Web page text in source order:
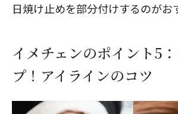
日焼け止めを部分付けするのがお
イメチェンのポイント5
プ！アイラインのコツ